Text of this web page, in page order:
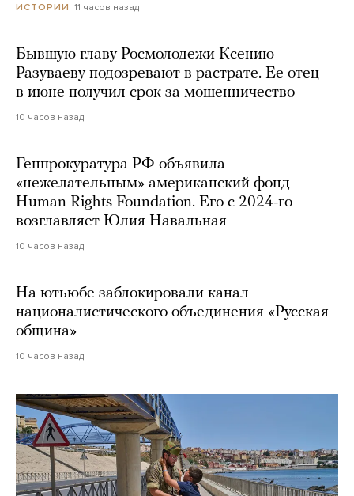
ИСТОРИИ 11 часов назад
Бывшую главу Росмолодежи Ксению
Разуваеву подозревают в растрате. Ее отец
в июне получил срок за мошенничество
10 часов назад
Генпрокуратура РФ объявила
«нежелательным» американский фонд
Human Rights Foundation. Его с 2024-го
возглавляет Юлия Навальная
10 часов назад
На ютьюбе заблокировали канал
националистического объединения «Русская
община»
10 часов назад